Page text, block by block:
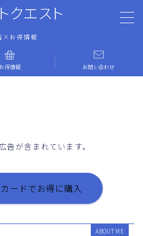
クエスト
×お得情報
お得情報 お問い合わせ
告が含まれています。
ードでお得に購入
ABOUT ME